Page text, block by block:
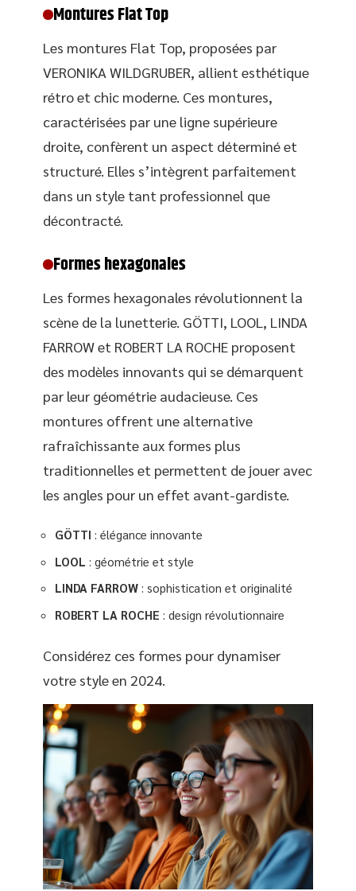
Montures Flat Top
Les montures Flat Top, proposées par
VERONIKA WILDGRUBER, allient esthétique
rétro et chic moderne. Ces montures,
caractérisées par une ligne supérieure
droite, confèrent un aspect déterminé et
structuré. Elles s’intègrent parfaitement
dans un style tant professionnel que
décontracté.
Formes hexagonales
Les formes hexagonales révolutionnent la
scène de la lunetterie. GÖTTI, LOOL, LINDA
FARROW et ROBERT LA ROCHE proposent
des modèles innovants qui se démarquent
par leur géométrie audacieuse. Ces
montures offrent une alternative
rafraîchissante aux formes plus
traditionnelles et permettent de jouer avec
les angles pour un effet avant-gardiste.
GÖTTI : élégance innovante
LOOL : géométrie et style
LINDA FARROW : sophistication et originalité
ROBERT LA ROCHE : design révolutionnaire
Considérez ces formes pour dynamiser
votre style en 2024.